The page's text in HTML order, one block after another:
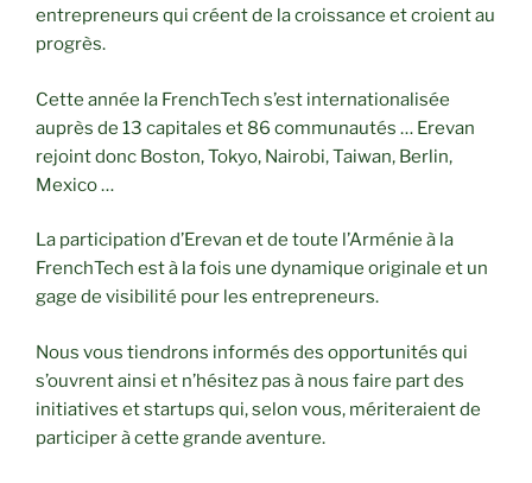
entrepreneurs qui créent de la croissance et croient au
progrès.
Cette année la FrenchTech s’est internationalisée
auprès de 13 capitales et 86 communautés … Erevan
rejoint donc Boston, Tokyo, Nairobi, Taiwan, Berlin,
Mexico …
La participation d’Erevan et de toute l’Arménie à la
FrenchTech est à la fois une dynamique originale et un
gage de visibilité pour les entrepreneurs.
Nous vous tiendrons informés des opportunités qui
s’ouvrent ainsi et n’hésitez pas à nous faire part des
initiatives et startups qui, selon vous, mériteraient de
participer à cette grande aventure.